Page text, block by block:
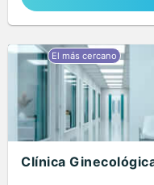
Clínica